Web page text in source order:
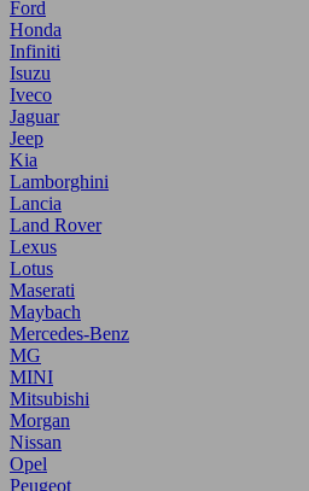
Ford
Honda
Infiniti
Isuzu
Iveco
Jaguar
Jeep
Kia
Lamborghini
Lancia
Land Rover
Lexus
Lotus
Maserati
Maybach
Mercedes-Benz
MG
MINI
Mitsubishi
Morgan
Nissan
Opel
Peugeot